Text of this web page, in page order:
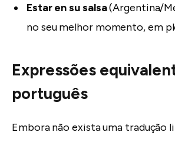
Estar en su salsa(Argentina/
no seu melhor momento, em
Expressões
português
Embora não exista uma tradução